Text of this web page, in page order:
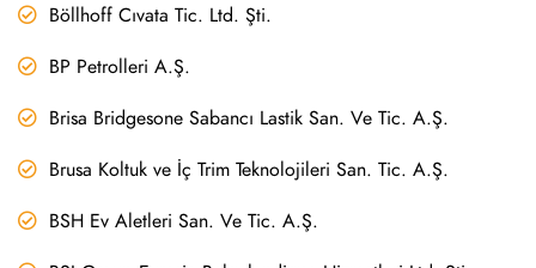
Böllhoff Cıvata Tic. Ltd. Şti.
BP Petrolleri A.Ş.
Brisa Bridgesone Sabancı Lastik San. Ve Tic. A.Ş.
Brusa Koltuk ve İç Trim Teknolojileri San. Tic. A.Ş.
BSH Ev Aletleri San. Ve Tic. A.Ş.